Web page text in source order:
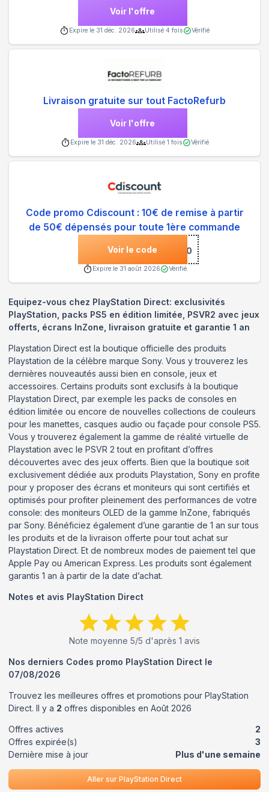
Voir l'offre
Expire le 31 déc. 2026 Utilisé 4 fois Vérifié
Livraison gratuite sur tout FactoRefurb
Voir l'offre
Expire le 31 déc. 2026 Utilisé 1 fois Vérifié
Code promo Cdiscount : 10€ de remise à partir
de 50€ dépensés pour toute 1ère commande
Voir le code***LO10
Expire le 31 août 2026 Vérifié
Equipez-vous chez PlayStation Direct: exclusivités
PlayStation, packs PS5 en édition limitée, PSVR2 avec jeux
offerts, écrans InZone, livraison gratuite et garantie 1 an
Playstation Direct est la boutique officielle des produits
Playstation de la célèbre marque Sony. Vous y trouverez les
dernières nouveautés aussi bien en console, jeux et
accessoires. Certains produits sont exclusifs à la boutique
Playstation Direct, par exemple les packs de consoles en
édition limitée ou encore de nouvelles collections de couleurs
pour les manettes, casques audio ou façade pour console PS5.
Vous y trouverez également la gamme de réalité virtuelle de
Playstation avec le PSVR 2 tout en profitant d’offres
découvertes avec des jeux offerts. Bien que la boutique soit
exclusivement dédiée aux produits Playstation, Sony en profite
pour y proposer des écrans et moniteurs qui sont certifiés et
optimisés pour profiter pleinement des performances de votre
console: des moniteurs OLED de la gamme InZone, fabriqués
par Sony. Bénéficiez également d’une garantie de 1 an sur tous
les produits et de la livraison offerte pour tout achat sur
Playstation Direct. Et de nombreux modes de paiement tel que
Apple Pay ou American Express. Les produits sont également
garantis 1 an à partir de la date d’achat.
Notes et avis PlayStation Direct
Note moyenne 5/5 d'après 1 avis
Nos derniers Codes promo PlayStation Direct le
07/08/2026
Trouvez les meilleures offres et promotions pour PlayStation
Direct. Il y a 2 offres disponibles en Août 2026
Offres actives
2
Offres expirée(s)
3
Dernière mise à jour
Plus d'une semaine
Aller sur PlayStation Direct